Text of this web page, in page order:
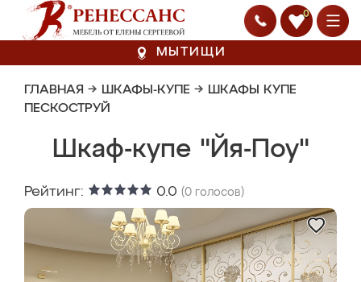
0
МЫТИЩИ
ГЛАВНАЯ → ШКАФЫ-КУПЕ → ШКАФЫ КУПЕ
ПЕСКОСТРУЙ
Шкаф-купе "Йя-Поу"
Рейтинг: 0.0 (0 голосов)